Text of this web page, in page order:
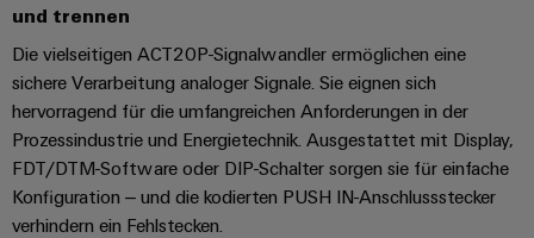
und trennen
Die vielseitigen ACT20P-Signalwandler ermöglichen eine
sichere Verarbeitung analoger Signale. Sie eignen sich
hervorragend für die umfangreichen Anforderungen in der
Prozessindustrie und Energietechnik. Ausgestattet mit Display,
FDT/DTM-Software oder DIP-Schalter sorgen sie für einfache
Konfiguration – und die kodierten PUSH IN-Anschlussstecker
verhindern ein Fehlstecken.